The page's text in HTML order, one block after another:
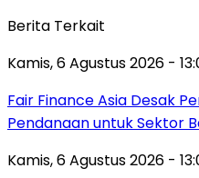
Berita Terkait
Kamis, 6 Agustus 2026 -
Fair Finance Asia Desak
Pendanaan untuk Sektor
Kamis, 6 Agustus 2026 -